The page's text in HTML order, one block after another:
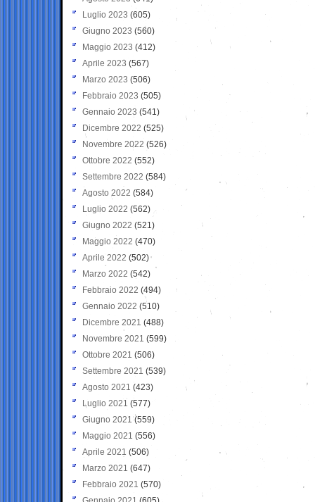
Luglio 2023 (605)
Giugno 2023 (560)
Maggio 2023 (412)
Aprile 2023 (567)
Marzo 2023 (506)
Febbraio 2023 (505)
Gennaio 2023 (541)
Dicembre 2022 (525)
Novembre 2022 (526)
Ottobre 2022 (552)
Settembre 2022 (584)
Agosto 2022 (584)
Luglio 2022 (562)
Giugno 2022 (521)
Maggio 2022 (470)
Aprile 2022 (502)
Marzo 2022 (542)
Febbraio 2022 (494)
Gennaio 2022 (510)
Dicembre 2021 (488)
Novembre 2021 (599)
Ottobre 2021 (506)
Settembre 2021 (539)
Agosto 2021 (423)
Luglio 2021 (577)
Giugno 2021(559)
Maggio 2021 (556)
Aprile 2021 (506)
Marzo 2021 (647)
Febbraio 2021 (570)